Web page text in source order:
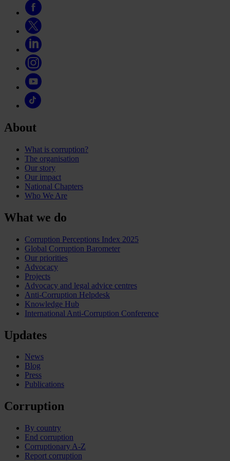
About
What is corruption?
The organisation
Our story
Our impact
National Chapters
Who We Are
What we do
Corruption Perceptions Index 2025
Global Corruption Barometer
Our priorities
Advocacy
Projects
Advocacy and legal advice centres
Anti-Corruption Helpdesk
Knowledge Hub
International Anti-Corruption Conference
Updates
News
Blog
Press
Publications
Corruption
By country
End corruption
Corruptionary A-Z
Report corruption